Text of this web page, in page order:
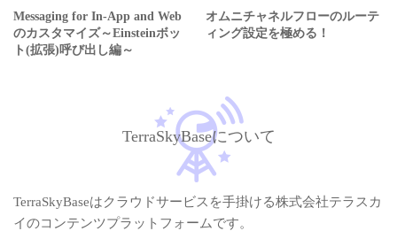
Messaging for In-App and Web
のカスタマイズ～Einsteinボッ
ト(拡張)呼び出し編～
オムニチャネルフローのルーテ
ィング設定を極める！
TerraSkyBaseについて
TerraSkyBaseはクラウドサービスを手掛ける株式会社テラスカ
イのコンテンツプラットフォームです。